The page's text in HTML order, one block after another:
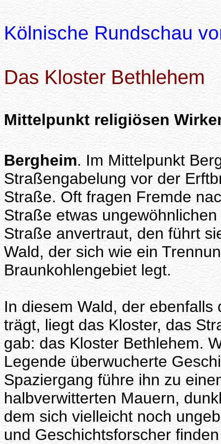
Kölnische Rundschau
Das Kloster Bethlehem
Mittelpunkt religiösen
Bergheim. Im Mittelpunkt
Straßengabelung vor der
Straße. Oft fragen Fremde
Straße etwas
Straße anvertraut, den führt
Wald, der sich wie ein
Braunkohlengebiet legt.
In diesem Wald, der
trägt, liegt das Kloster, das
gab: das Kloster Bethlehem.
Legende überwucherte
Spaziergang führe ihn zu
halbverwitterten Mauern,
dem sich vielleicht noch
und Geschichtsforscher